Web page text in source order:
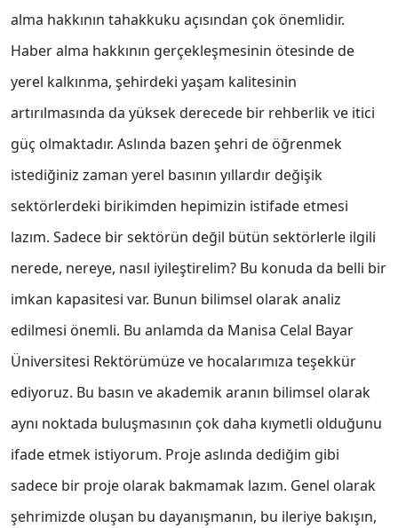
alma hakkının tahakkuku açısından çok önemlidir.
Haber alma hakkının gerçekleşmesinin ötesinde de
yerel kalkınma, şehirdeki yaşam kalitesinin
artırılmasında da yüksek derecede bir rehberlik ve itici
güç olmaktadır. Aslında bazen şehri de öğrenmek
istediğiniz zaman yerel basının yıllardır değişik
sektörlerdeki birikimden hepimizin istifade etmesi
lazım. Sadece bir sektörün değil bütün sektörlerle ilgili
nerede, nereye, nasıl iyileştirelim? Bu konuda da belli bir
imkan kapasitesi var. Bunun bilimsel olarak analiz
edilmesi önemli. Bu anlamda da Manisa Celal Bayar
Üniversitesi Rektörümüze ve hocalarımıza teşekkür
ediyoruz. Bu basın ve akademik aranın bilimsel olarak
aynı noktada buluşmasının çok daha kıymetli olduğunu
ifade etmek istiyorum. Proje aslında dediğim gibi
sadece bir proje olarak bakmamak lazım. Genel olarak
şehrimizde oluşan bu dayanışmanın, bu ileriye bakışın,